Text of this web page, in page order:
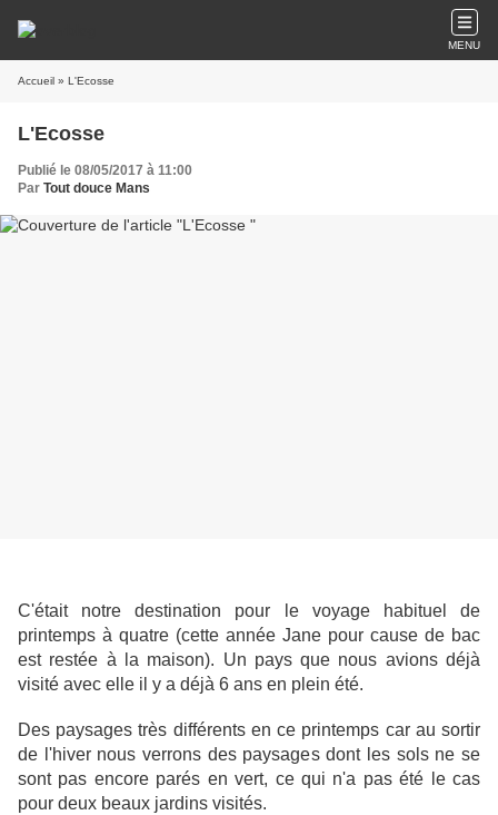
MENU
Accueil » L'Ecosse
L'Ecosse
Publié le 08/05/2017 à 11:00
Par Tout douce Mans
C'était notre destination pour le voyage habituel de
printemps à quatre (cette année Jane pour cause de bac
est restée à la maison). Un pays que nous avions déjà
visité avec elle il y a déjà 6 ans en plein été.
Des paysages très différents en ce printemps car au sortir
de l'hiver nous verrons des paysages dont les sols ne se
sont pas encore parés en vert, ce qui n'a pas été le cas
pour deux beaux jardins visités.